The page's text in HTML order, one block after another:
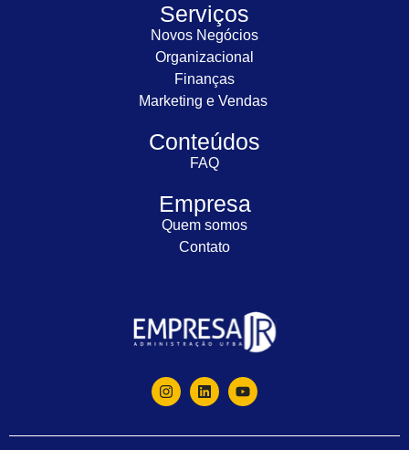
Serviços
Novos Negócios
Organizacional
Finanças
Marketing e Vendas
Conteúdos
FAQ
Empresa
Quem somos
Contato